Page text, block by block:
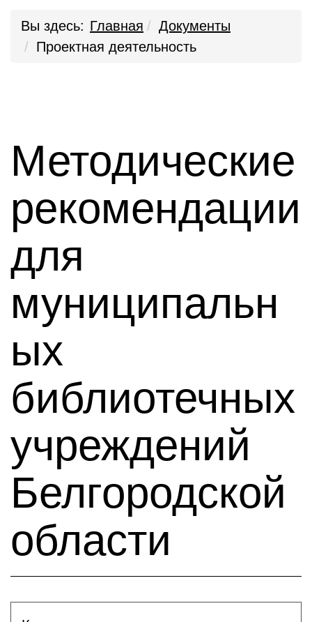
Вы здесь: Главная
Документы
Проектная деятельность
Методические
рекомендации
для
муниципальн
ых
библиотечных
учреждений
Белгородской
области